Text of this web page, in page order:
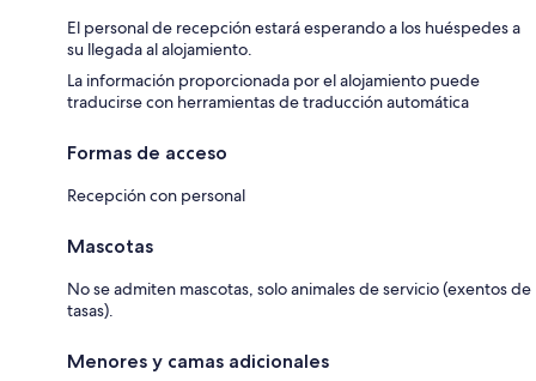
El personal de recepción estará esperando a los huéspedes a
su llegada al alojamiento.
La información proporcionada por el alojamiento puede
traducirse con herramientas de traducción automática
Formas de acceso
Recepción con personal
Mascotas
No se admiten mascotas, solo animales de servicio (exentos de
tasas).
Menores y camas adicionales